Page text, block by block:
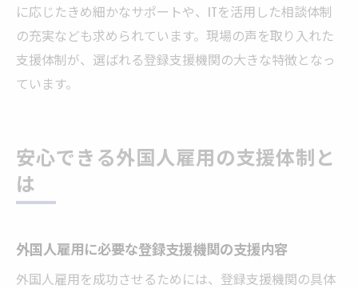
に応じたきめ細かなサポートや、ITを活用した相談体制
の充実なども求められています。現場の声を取り入れた
支援体制が、選ばれる登録支援機関の大きな特徴となっ
ています。
安心できる外国人雇用の支援体制と
は
外国人雇用に必要な登録支援機関の支援内容
外国人雇用を成功させるためには、登録支援機関の具体